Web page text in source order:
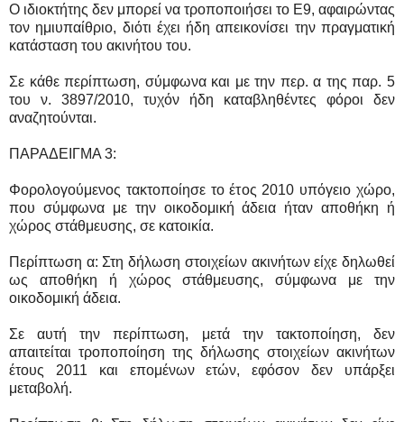
Ο ιδιοκτήτης δεν μπορεί να τροποποιήσει το Ε9, αφαιρώντας
τον ημιυπαίθριο, διότι έχει ήδη απεικονίσει την πραγματική
κατάσταση του ακινήτου του.
Σε κάθε περίπτωση, σύμφωνα και με την περ. α της παρ. 5
του ν. 3897/2010, τυχόν ήδη καταβληθέντες φόροι δεν
αναζητούνται.
ΠΑΡΑΔΕΙΓΜΑ 3:
Φορολογούμενος τακτοποίησε το έτος 2010 υπόγειο χώρο,
που σύμφωνα με την οικοδομική άδεια ήταν αποθήκη ή
χώρος στάθμευσης, σε κατοικία.
Περίπτωση α: Στη δήλωση στοιχείων ακινήτων είχε δηλωθεί
ως αποθήκη ή χώρος στάθμευσης, σύμφωνα με την
οικοδομική άδεια.
Σε αυτή την περίπτωση, μετά την τακτοποίηση, δεν
απαιτείται τροποποίηση της δήλωσης στοιχείων ακινήτων
έτους 2011 και επομένων ετών, εφόσον δεν υπάρξει
μεταβολή.